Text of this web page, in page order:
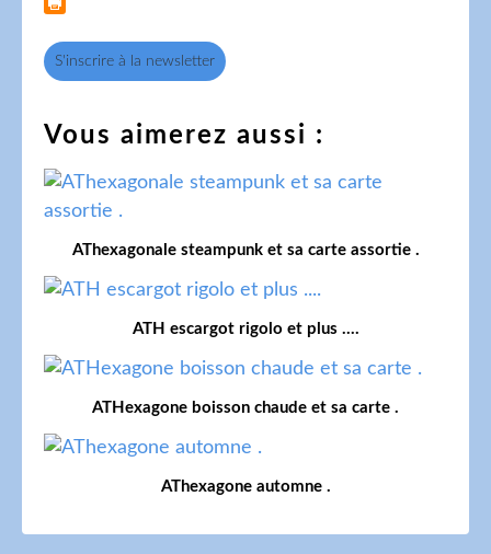
S'inscrire à la newsletter
Vous aimerez aussi :
AThexagonale steampunk et sa carte assortie .
ATH escargot rigolo et plus ....
ATHexagone boisson chaude et sa carte .
AThexagone automne .